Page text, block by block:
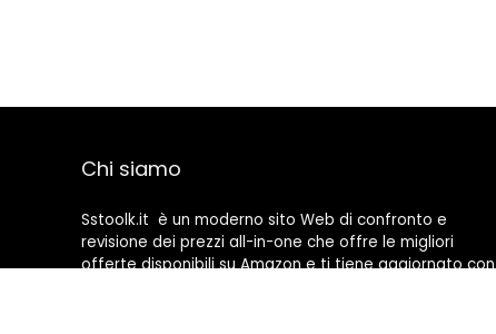
Chi siamo
Sstoolk.it è un moderno sito Web di confronto e
revisione dei prezzi all-in-one che offre le migliori
offerte disponibili su Amazon e ti tiene aggiornato con